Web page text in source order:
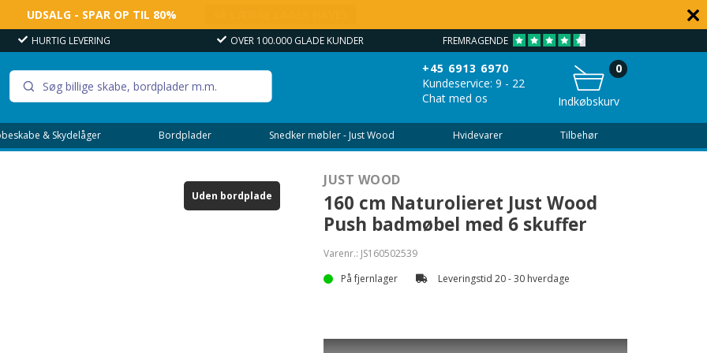
UDSALG - SPAR OP TIL 80%
HURTIG LEVERING OVER 100.000 GLADE KUNDER FREMRAGENDE
+45 6913 6970
Kundeservice: 9 - 22
Chat med os
Indkøbskurv
0
& Skydelåger Bordplader Snedker møbler - Just Wood Hvidevarer Tilbehør
Uden bordplade
JUST WOOD
160 cm Naturolieret Just Wood
Push badmøbel med 6 skuffer
Varenr.: JS160502539
På fjernlager
Leveringstid 20 - 30 hverdage